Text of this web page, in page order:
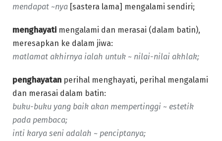
mendapat ~nya [sastera lama] mengalami sendiri;
menghayati mengalami dan merasai (dalam batin),
meresapkan ke dalam jiwa:
matlamat akhirnya ialah untuk ~ nilai-nilai akhlak;
penghayatan perihal menghayati, perihal mengalami
dan merasai dalam batin:
buku-buku yang baik akan mempertinggi ~ estetik
pada pembaca;
inti karya seni adalah ~ penciptanya;